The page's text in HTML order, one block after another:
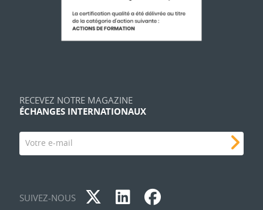
RECEVEZ NOTRE MAGAZINE
ÉCHANGES INTERNATIONAUX
Votre e-mail
SUIVEZ-NOUS